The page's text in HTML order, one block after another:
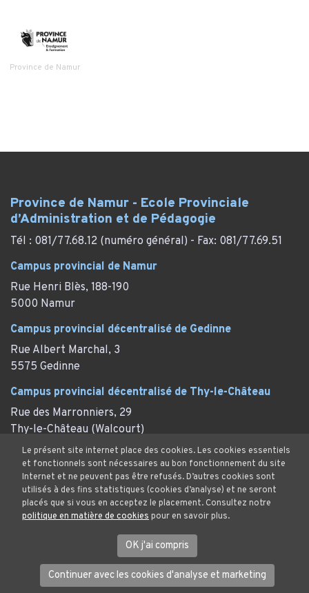
Province de Namur
Province de Namur - Ecole Provinciale
d’Administration et de Pédagogie
Tél : 081/77.68.12 (numéro général) - Fax: 081/77.69.51
Campus provincial de Namur
Rue Henri Blès, 188-190
5000 Namur
Campus provincial décentralisé de Gedinne
Rue Albert Marchal, 3
5575 Gedinne
Campus provincial décentralisé de Thy-le-Château
Rue des Marronniers, 29
Thy-le-Château (Walcourt)
Mentions Légales
Protection des données et cookies
© Province de Namur. Tous droits réservés.
Le présent site internet place des cookies. Les cookies essentiels
et fonctionnels sont nécessaires au bon fonctionnement du site
Internet et ne peuvent pas être refusés. D’autres cookies sont
utilisés à des fins statistiques (cookies d’analyse) et ne seront
placés que si vous en acceptez le placement. Consultez notre
politique en matière de cookiespour en savoir plus.
OK j'ai compris
Continuer avec les cookies d'analyse et marketing